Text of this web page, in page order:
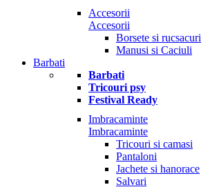
Accesorii
Accesorii
Borsete si rucsacuri
Manusi si Caciuli
Barbati
Barbati
Tricouri psy
Festival Ready
Imbracaminte
Imbracaminte
Tricouri si camasi
Pantaloni
Jachete si hanorace
Salvari